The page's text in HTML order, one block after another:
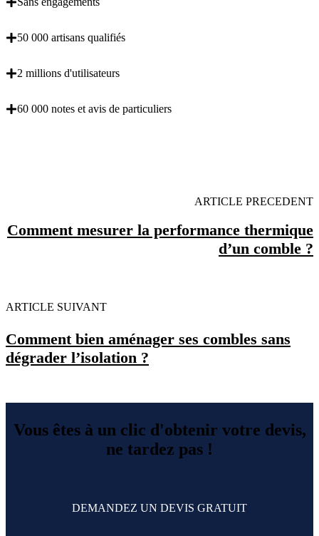
50 000 artisans qualifiés
2 millions d'utilisateurs
60 000 notes et avis de particuliers
ARTICLE PRECEDENT
Comment mesurer la performance thermique
d’un comble ?
ARTICLE SUIVANT
Comment bien aménager ses combles sans
dégrader l’isolation ?
Vous êtes à un clic d'obtenir votre devis,
ne tardez pas !
DEMANDEZ UN DEVIS GRATUIT